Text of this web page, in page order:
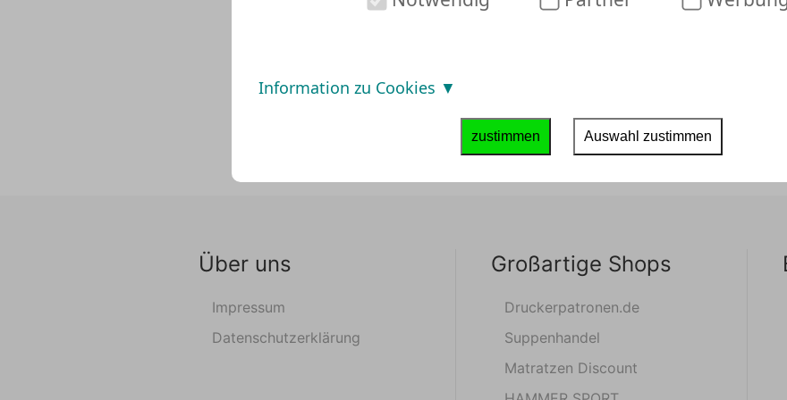
Über uns
Impressum
Datenschutzerklärung
Großartige Shops
Druckerpatronen.de
Suppenhandel
Matratzen Discount
Information zu Cookies
zustimmen Auswahl zustimmen